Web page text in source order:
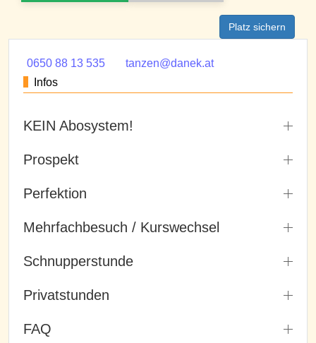
Platz sichern
0650 88 13 535
tanzen@danek.at
Infos
KEIN Abosystem!
Prospekt
Perfektion
Mehrfachbesuch / Kurswechsel
Schnupperstunde
Privatstunden
FAQ